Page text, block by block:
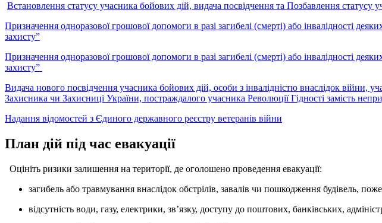
Встановлення статусу учасника бойових дій, видача посвідчення та Позбавлення статусу
Призначення одноразової грошової допомоги в разі загибелі (смерті) або інвалідності
захисту”
Призначення одноразової грошової допомоги в разі загибелі (смерті) або інвалідності
захисту”
Видача нового посвідчення учасника бойових дій, особи з інвалідністю внаслідок війни,
Захисника чи Захисниці України, постраждалого учасника Революції Гідності замість
Надання відомостей з Єдиного державного реєстру ветеранів війни
План дій під час евакуації
Оцініть ризики залишення на території, де оголошено проведення евакуації:
загибель або травмування внаслідок обстрілів, завалів чи пошкодження будівель,
відсутність води, газу, електрики, звʼязку, доступу до поштових, банківських,